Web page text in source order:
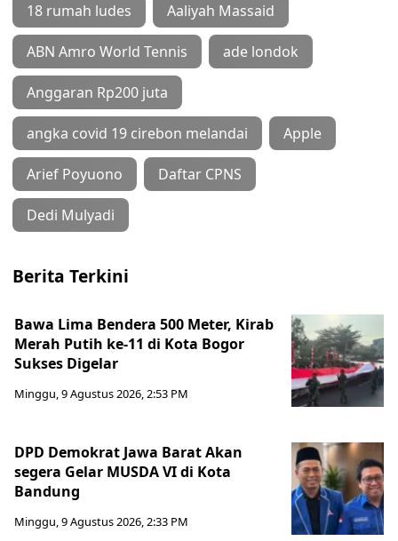
18 rumah ludes Aaliyah Massaid
ABN Amro World Tennis ade londok
Anggaran Rp200 juta
angka covid 19 cirebon melandai Apple
Arief Poyuono Daftar CPNS
Dedi Mulyadi
Berita Terkini
Bawa Lima Bendera 500 Meter, Kirab
Merah Putih ke-11 di Kota Bogor
Sukses Digelar
Minggu, 9 Agustus 2026, 2:53 PM
DPD Demokrat Jawa Barat Akan
segera Gelar MUSDA VI di Kota
Bandung
Minggu, 9 Agustus 2026, 2:33 PM